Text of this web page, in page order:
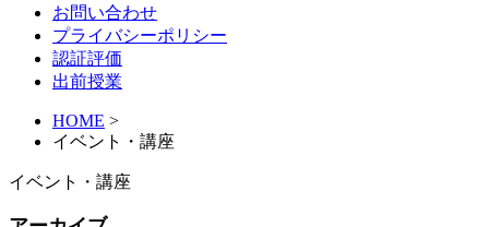
お問い合わせ
プライバシーポリシー
認証評価
出前授業
HOME >
イベント・講座
イベント・講座